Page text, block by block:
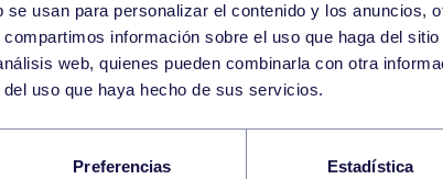
usan para personalizar el contenido y los anuncios,
información sobre el uso que haga del
web, quienes pueden combinarla con otra
uso que haya hecho de sus servicios.
Preferencias Estadística
CORE 9:00-9:30 GIMNASIO